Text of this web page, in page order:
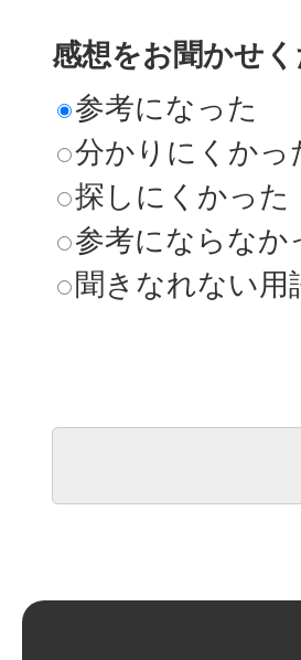
感想をお聞かせ
参考になった
分かりにくかっ
探しにくかった
参考にならなか
聞きなれない用